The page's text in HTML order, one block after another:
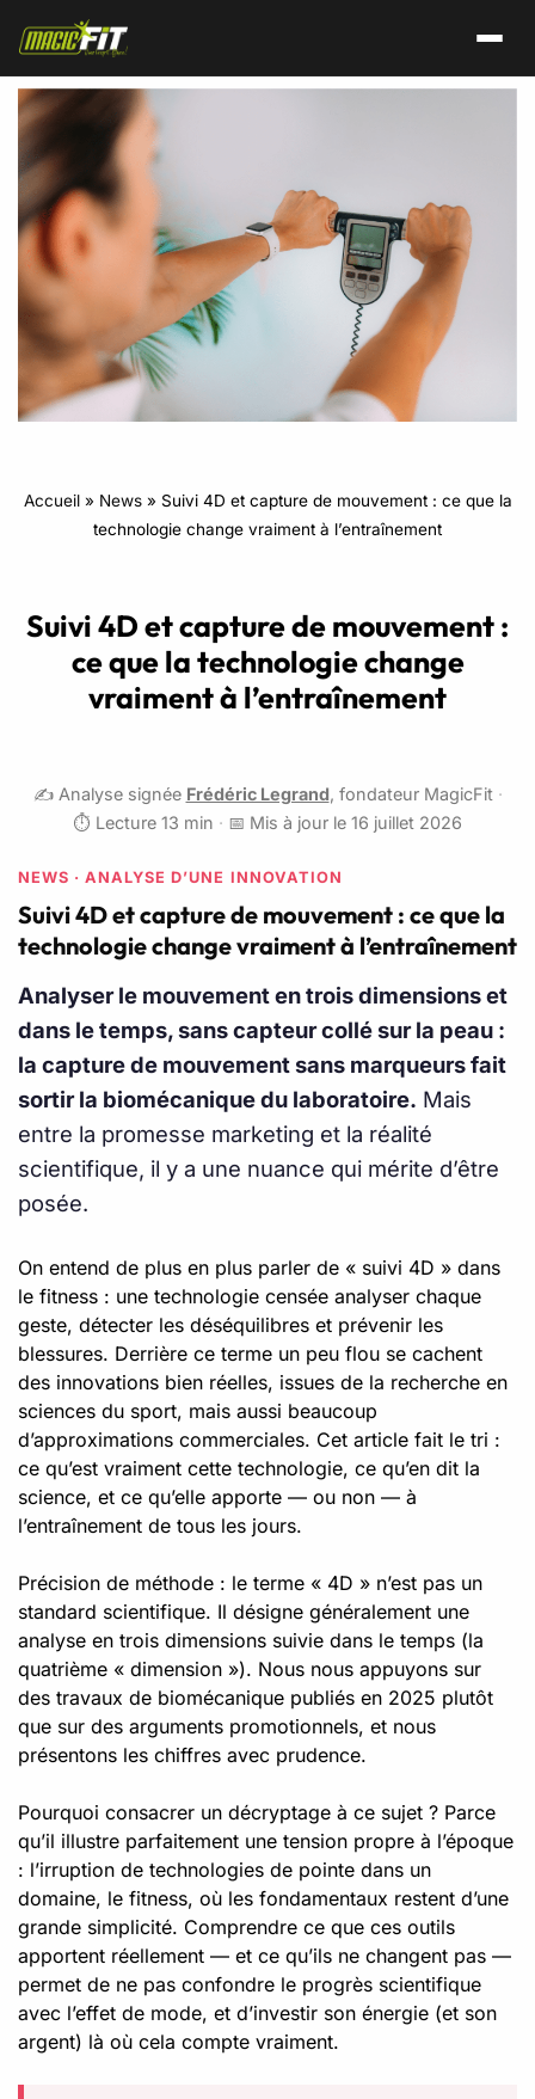
Accueil» News» Suivi 4D et capture de mouvement : ce que la
technologie change vraiment à l’entraînement
Suivi 4D et capture de mouvement :
ce que la technologie change
vraiment à l’entraînement
✍️ Analyse signée Frédéric Legrand, fondateur MagicFit ·
⏱️ Lecture 13 min · 📅 Mis à jour le 16 juillet 2026
NEWS · ANALYSE D’UNE INNOVATION
Suivi 4D et capture de mouvement : ce que la
technologie change vraiment à l’entraînement
Analyser le mouvement en trois dimensions et
dans le temps, sans capteur collé sur la peau :
la capture de mouvement sans marqueurs fait
sortir la biomécanique du laboratoire. Mais
entre la promesse marketing et la réalité
scientifique, il y a une nuance qui mérite d’être
posée.
On entend de plus en plus parler de « suivi 4D » dans
le fitness : une technologie censée analyser chaque
geste, détecter les déséquilibres et prévenir les
blessures. Derrière ce terme un peu flou se cachent
des innovations bien réelles, issues de la recherche en
sciences du sport, mais aussi beaucoup
d’approximations commerciales. Cet article fait le tri :
ce qu’est vraiment cette technologie, ce qu’en dit la
science, et ce qu’elle apporte — ou non — à
l’entraînement de tous les jours.
Précision de méthode : le terme « 4D » n’est pas un
standard scientifique. Il désigne généralement une
analyse en trois dimensions suivie dans le temps (la
quatrième « dimension »). Nous nous appuyons sur
des travaux de biomécanique publiés en 2025 plutôt
que sur des arguments promotionnels, et nous
présentons les chiffres avec prudence.
Pourquoi consacrer un décryptage à ce sujet ? Parce
qu’il illustre parfaitement une tension propre à l’époque
: l’irruption de technologies de pointe dans un
domaine, le fitness, où les fondamentaux restent d’une
grande simplicité. Comprendre ce que ces outils
apportent réellement — et ce qu’ils ne changent pas —
permet de ne pas confondre le progrès scientifique
avec l’effet de mode, et d’investir son énergie (et son
argent) là où cela compte vraiment.